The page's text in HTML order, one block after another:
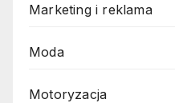
Marketing i reklama
Moda
Motoryzacja